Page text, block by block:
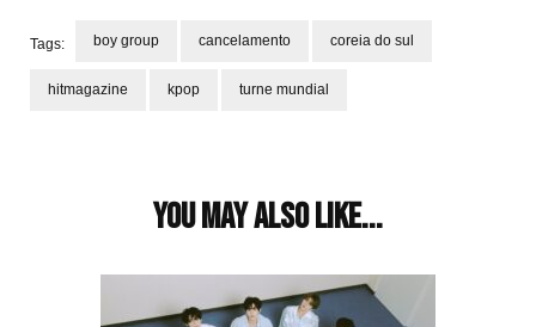
Tags: boy group cancelamento coreia do sul
hitmagazine kpop turne mundial
You may also like...